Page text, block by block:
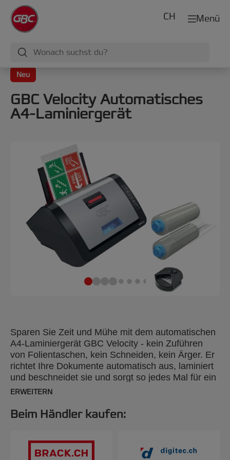
Menü
CH
Neu
GBC Velocity Automatisches
A4-Laminiergerät
Sparen Sie Zeit und Mühe mit dem automatischen
A4-Laminiergerät GBC Velocity - kein Zuführen
von Folientaschen, kein Schneiden, kein Ärger. Er
richtet Ihre Dokumente automatisch aus, laminiert
und beschneidet sie und sorgt so jedes Mal für ein
perfektes Ergebnis. Er ist auf hohe Leistung
werden, während die Maschine den Rest erledigt.
Büros und Schulen jeder Größe. Es heizt in nur 90
Sekunden auf und laminiert ein A4-Blatt mit einer
ERWEITERN
Beim Händler kaufen: